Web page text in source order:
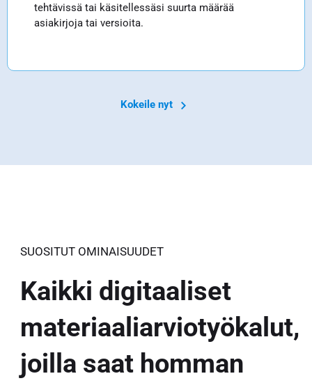
tehtävissä tai käsitellessäsi suurta määrää
asiakirjoja tai versioita.
Kokeile nyt
SUOSITUT OMINAISUUDET
Kaikki digitaaliset
materiaaliarviotyökalut,
joilla saat homman